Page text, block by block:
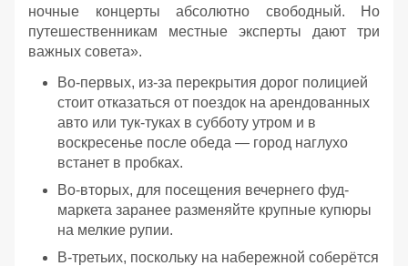
ночные концерты абсолютно свободный. Но
путешественникам местные эксперты дают три
важных совета».
Во-первых, из-за перекрытия дорог полицией
стоит отказаться от поездок на арендованных
авто или тук-туках в субботу утром и в
воскресенье после обеда — город наглухо
встанет в пробках.
Во-вторых, для посещения вечернего фуд-
маркета заранее разменяйте крупные купюры
на мелкие рупии.
В-третьих, поскольку на набережной соберётся